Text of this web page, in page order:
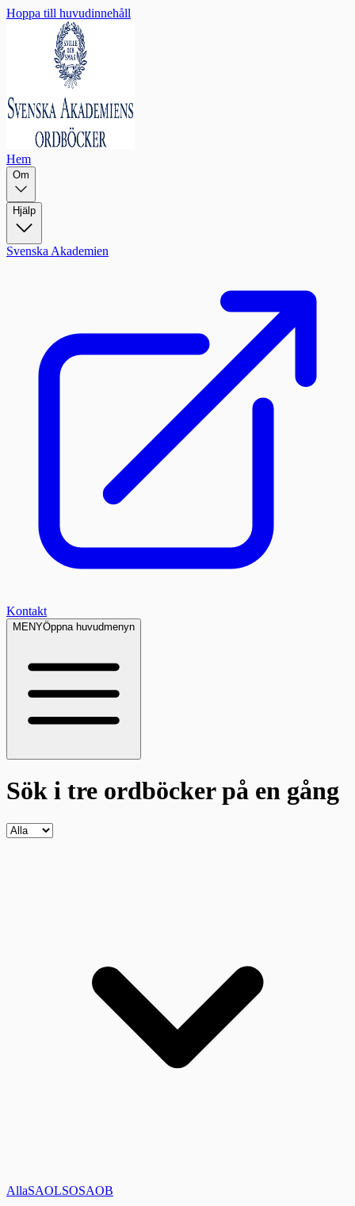
Hoppa till huvudinnehåll
Hem
Om
Hjälp
Svenska Akademien
Kontakt
MENYÖppna huvudmenyn
Sök i tre ordböckerpå en gång
AllaSAOLSOSAOB